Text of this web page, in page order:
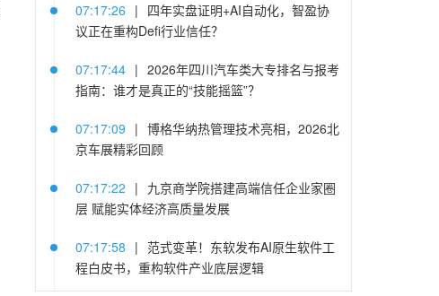
07:17:26 | 四年实盘证明+AI自动化，智盈协
议正在重构Defi行业信任？
07:17:44 | 2026年四川汽车类大专排名与报考
指南：谁才是真正的“技能摇篮”？
07:17:09 | 博格华纳热管理技术亮相，2026北
京车展精彩回顾
07:17:22 | 九京商学院搭建高端信任企业家圈
层 赋能实体经济高质量发展
07:17:58 | 范式变革！东软发布AI原生软件工
程白皮书，重构软件产业底层逻辑